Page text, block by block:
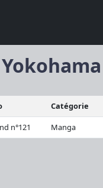
Catégorie
n°121
Manga